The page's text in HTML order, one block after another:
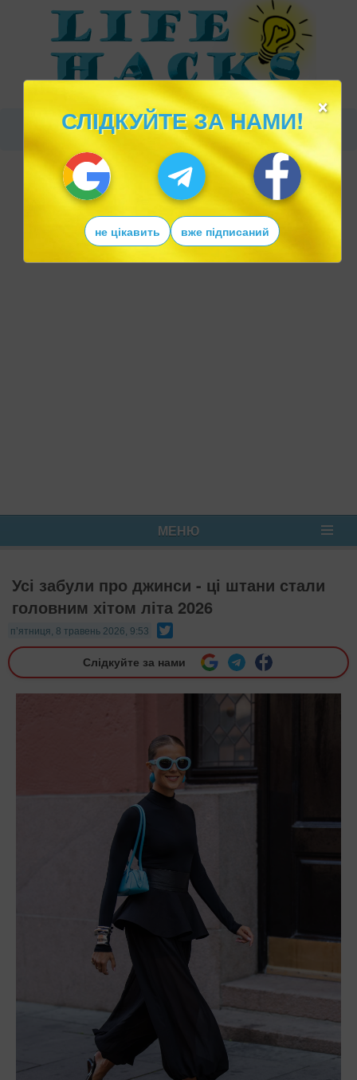
МЕНЮ
Усі забули про джинси - ці штани стали
головним хітом літа 2026
п’ятниця, 8 травень 2026, 9:53
Слідкуйте за нами
×
СЛІДКУЙТЕ ЗА НАМИ!
не цікавить вже підписаний